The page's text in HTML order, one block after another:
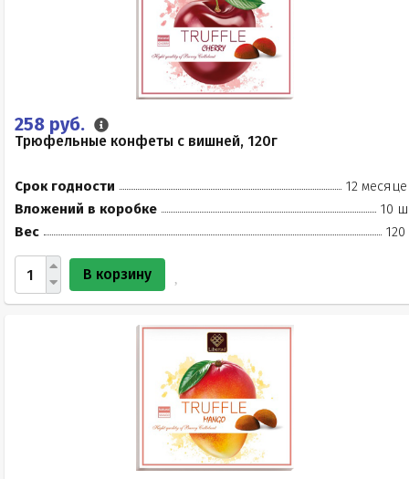
258 руб.
Трюфельные конфеты с вишней, 120г
Срок годности
12
Вложений в коробке
10
Вес
120
В корзину